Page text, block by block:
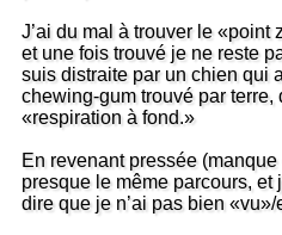
J’ai du mal à trouver le «point
et une fois trouvé je ne reste
suis distraite par un chien qui
chewing-gum trouvé par terre,
«respiration à fond.»
En revenant pressée
presque le même parcours,
dire que je n’ai pas bien «vu»/